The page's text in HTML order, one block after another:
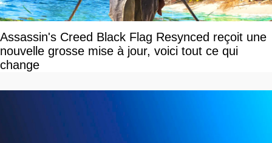
Assassin's Creed Black Flag Resynced reçoit une
nouvelle grosse mise à jour, voici tout ce qui
change